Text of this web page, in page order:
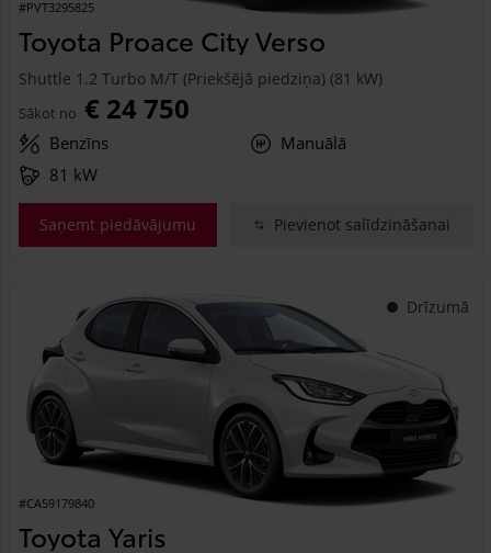
#PVT3295825
Toyota Proace City Verso
Shuttle 1.2 Turbo M/T (Priekšējā piedziņa) (81 kW)
Sākot no € 24 750
Benzīns
Manuālā
81 kW
Saņemt piedāvājumu Pievienot salīdzināšanai
Drīzumā
#CA59179840
Toyota Yaris